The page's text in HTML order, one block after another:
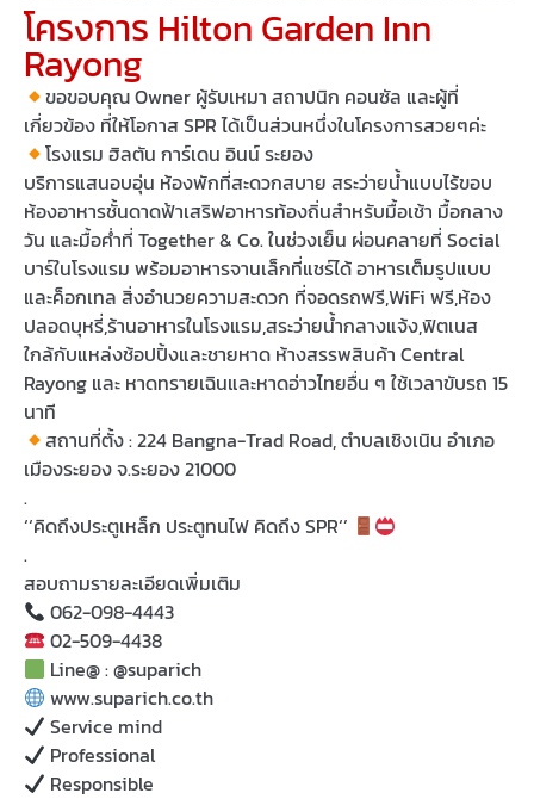
โครงการ Hilton Garden Inn
Rayong
ขอขอบคุณ Owner ผู้รับเหมา สถาปนิก คอนซัล และผู้ที่
เกี่ยวข้อง ที่ให้โอกาส SPR ได้เป็นส่วนหนึ่งในโครงการสวยๆค่ะ
โรงแรม ฮิลตัน การ์เดน อินน์ ระยอง
บริการแสนอบอุ่น ห้องพักที่สะดวกสบาย สระว่ายน้ำแบบไร้ขอบ
ห้องอาหารชั้นดาดฟ้าเสริฟอาหารท้องถิ่นสําหรับมื้อเช้า มื้อกลาง
วัน และมื้อค่ําที่ Together & Co. ในช่วงเย็น ผ่อนคลายที่ Social
บาร์ในโรงแรม พร้อมอาหารจานเล็กที่แชร์ได้ อาหารเต็มรูปแบบ
และค็อกเทล สิ่งอํานวยความสะดวก ที่จอดรถฟรี,WiFi ฟรี,ห้อง
ปลอดบุหรี่,ร้านอาหารในโรงแรม,สระว่ายน้ำกลางแจ้ง,ฟิตเนส
ใกล้กับแหล่งช้อปปิ้งและชายหาด ห้างสรรพสินค้า Central
Rayong และ หาดทรายเฉินและหาดอ่าวไทยอื่น ๆ ใช้เวลาขับรถ 15
นาที
สถานที่ตั้ง : 224 Bangna-Trad Road, ตำบลเชิงเนิน อำเภอ
เมืองระยอง จ.ระยอง 21000
.
‘‘คิดถึงประตูเหล็ก ประตูทนไฟ คิดถึง SPR‘’
.
สอบถามรายละเอียดเพิ่มเติม
062-098-4443
02-509-4438
Line@ : @suparich
www.suparich.co.th
Service mind
Professional
Responsible